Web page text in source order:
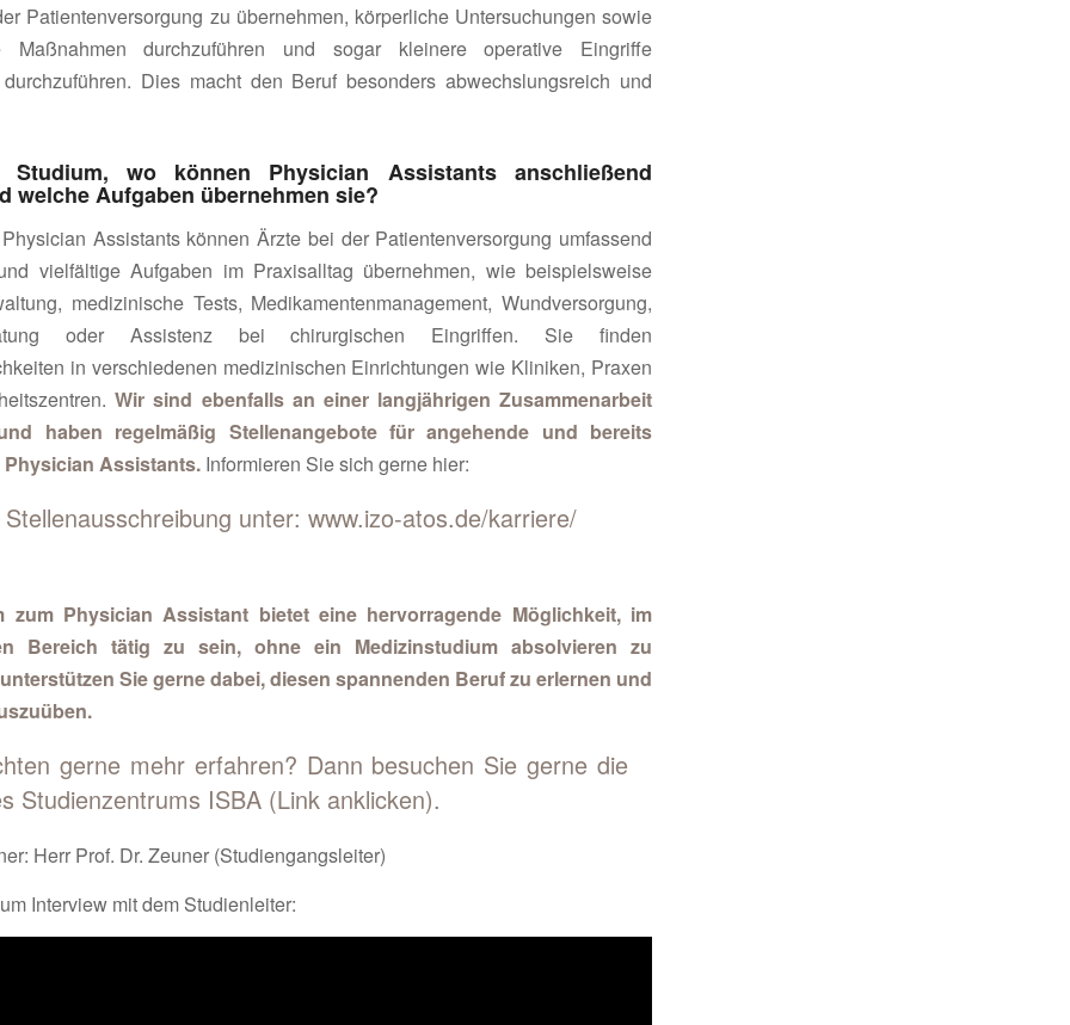
Patientenversorgung zu übernehmen, körperliche Untersuchungen sowie
Maßnahmen durchzuführen und sogar kleinere operative Eingriffe
Dies macht den Beruf besonders abwechslungsreich und
Studium, wo können Physician Assistants anschließend
welche Aufgaben übernehmen sie?
Assistants können Ärzte bei der Patientenversorgung umfassend
vielfältige Aufgaben im Praxisalltag übernehmen, wie beispielsweise
medizinische Tests, Medikamentenmanagement, Wundversorgung,
oder Assistenz bei chirurgischen Eingriffen. Sie finden
in verschiedenen medizinischen Einrichtungen wie Kliniken, Praxen
Wir sind ebenfalls an einer langjährigen Zusammenarbeit
haben regelmäßig Stellenangebote für angehende und bereits
Assistants. Informieren Sie sich gerne hier:
unter: www.izo-atos.de/karriere/
zum Physician Assistant bietet eine hervorragende Möglichkeit, im
Bereich tätig zu sein, ohne ein Medizinstudium absolvieren zu
Sie gerne dabei, diesen spannenden Beruf zu erlernen und
gerne mehr erfahren? Dann besuchen Sie gerne die
Studienzentrums ISBA (Link anklicken).
Herr Prof. Dr. Zeuner (Studiengangsleiter)
Interview mit dem Studienleiter: